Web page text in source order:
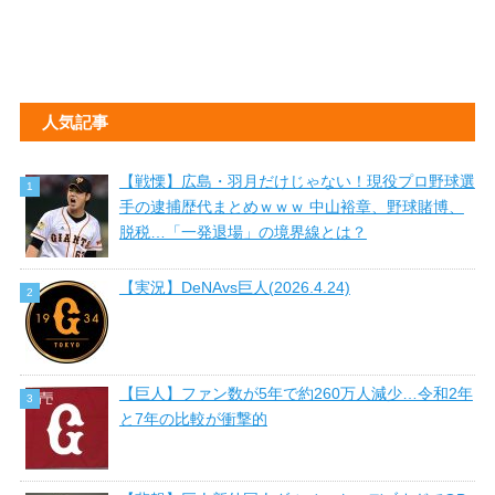
人気記事
【戦慄】広島・羽月だけじゃない！現役プロ野球選
手の逮捕歴代まとめｗｗｗ 中山裕章、野球賭博、
脱税…「一発退場」の境界線とは？
【実況】DeNAvs巨人(2026.4.24)
【巨人】ファン数が5年で約260万人減少…令和2年
と7年の比較が衝撃的